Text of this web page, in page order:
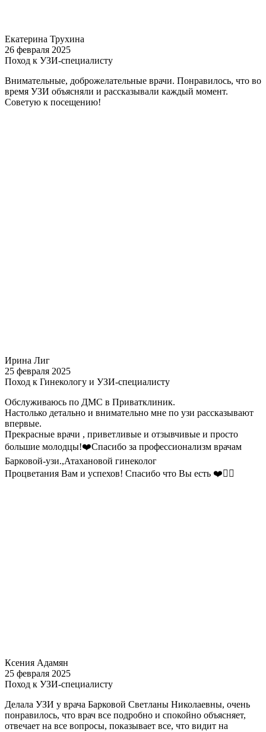
Екатерина Трухина
26 февраля 2025
Поход к УЗИ-специалисту
Внимательные, доброжелательные врачи. Понравилось, что во
время УЗИ объясняли и рассказывали каждый момент.
Советую к посещению!
Ирина Лиг
25 февраля 2025
Поход к Гинекологу и УЗИ-специалисту
Обслуживаюсь по ДМС в Приватклиник.
Настолько детально и внимательно мне по узи рассказывают
впервые.
Прекрасные врачи , приветливые и отзывчивые и просто
большие молодцы!❤️Спасибо за профессионализм врачам
Барковой-узи.,Атахановой гинеколог
Процветания Вам и успехов! Спасибо что Вы есть ❤️✌🏼
Ксения Адамян
25 февраля 2025
Поход к УЗИ-специалисту
Делала УЗИ у врача Барковой Светланы Николаевны, очень
понравилось, что врач все подробно и спокойно объясняет,
отвечает на все вопросы, показывает все, что видит на